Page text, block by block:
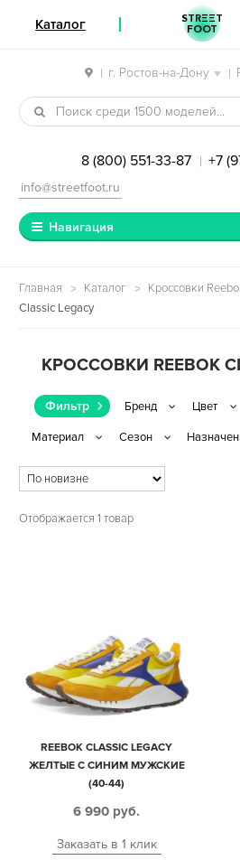
| г. Ростов-на-Дону |
Перейти к навигации
Перейти к содержимому
8 (800) 551-33-87 | +7
info@streetfoot.ru
Навигация
Главная Каталог Кроссовки
Classic Legacy
КРОССОВКИ REEBOK
Фильтр
Отображается 1 товар
REEBOK CLASSIC LEGACY
ЖЕЛТЫЕ С СИНИМ МУЖСКИЕ
(40-44)
6 990 руб.
Заказать в 1 клик
Каталог STREET
FOOT